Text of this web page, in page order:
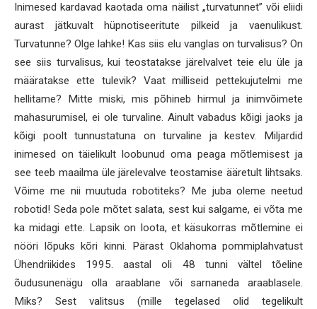
Inimesed kardavad kaotada oma näilist „turvatunnet” või eliidi
aurast jätkuvalt hüpnotiseeritute pilkeid ja vaenulikust.
Turvatunne? Olge lahke! Kas siis elu vanglas on turvalisus? On
see siis turvalisus, kui teostatakse järelvalvet teie elu üle ja
määratakse ette tulevik? Vaat milliseid pettekujutelmi me
hellitame? Mitte miski, mis põhineb hirmul ja inimvõimete
mahasurumisel, ei ole turvaline. Ainult vabadus kõigi jaoks ja
kõigi poolt tunnustatuna on turvaline ja kestev. Miljardid
inimesed on täielikult loobunud oma peaga mõtlemisest ja
see teeb maailma üle järelevalve teostamise ääretult lihtsaks.
Võime me nii muutuda robotiteks? Me juba oleme neetud
robotid! Seda pole mõtet salata, sest kui salgame, ei võta me
ka midagi ette. Lapsik on loota, et käsukorras mõtlemine ei
nööri lõpuks kõri kinni. Pärast Oklahoma pommiplahvatust
Ühendriikides 1995. aastal oli 48 tunni vältel tõeline
õudusunenägu olla araablane või sarnaneda araablasele.
Miks? Sest valitsus (mille tegelased olid tegelikult